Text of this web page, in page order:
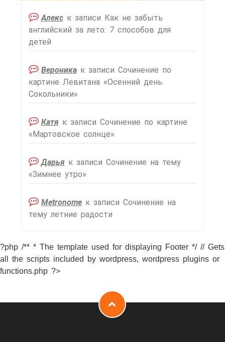
Алекск записи Как не забыть
английский за лето: 7 способов для
детей
Вероникак записи Сочинение по
картине Левитана «Осенний день.
Сокольники»
Катяк записи Сочинение по картине
«Мартовское солнце»
Дарьяк записи Сочинение на тему
«Зимнее утро»
Metronomeк записи Сочинение на
тему летние радости
?php /** * The template used for displaying Footer */ // Gets
all the scripts included by wordpress, wordpress plugins or
functions.php ?>